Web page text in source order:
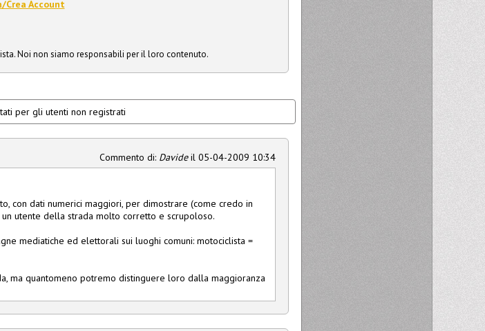
Crea Account
Noi non siamo responsabili per il loro contenuto.
per gli utenti non registrati
Commento di: Davideil 05-04-2009 10:34
con dati numerici maggiori, per dimostrare (come credo in
utente della strada molto corretto e scrupoloso.
mediatiche ed elettorali sui luoghi comuni: motociclista =
ma quantomeno potremo distinguere loro dalla maggioranza